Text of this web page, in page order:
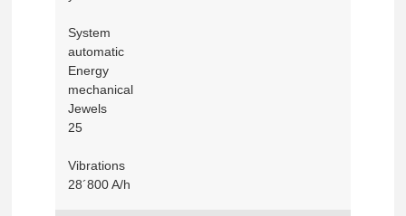
System
automatic
Energy
mechanical
Jewels
25
Vibrations
28´800 A/h